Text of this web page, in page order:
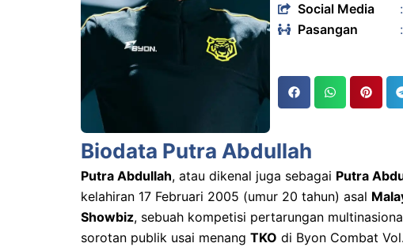
Social Media
:
Pasangan
:
Biodata Putra Abdullah
Putra Abdullah, atau dikenal juga sebagai Putra
kelahiran 17 Februari 2005 (umur 20 tahun) asal
Showbiz, sebuah kompetisi pertarungan
sorotan publik usai menang TKO di Byon Combat